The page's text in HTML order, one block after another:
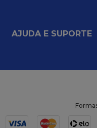
AJUDA E SUPORTE